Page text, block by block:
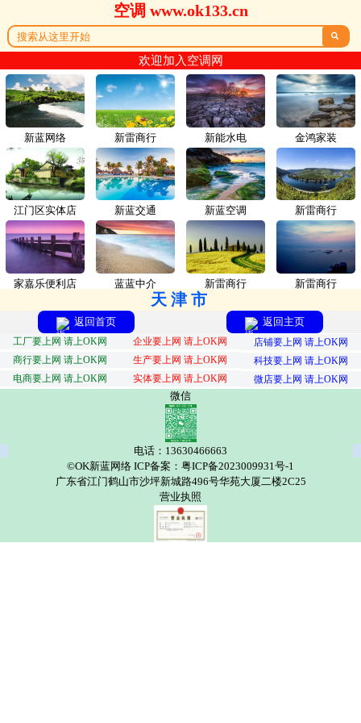
空调 www.ok133.cn

欢迎加入空调网
新蓝网络 新雷商行
江门区实体店 新蓝交通
家嘉乐便利店 蓝蓝中介
新能水电 金鸿家装
新蓝空调 新雷商行
新雷商行 新雷商行
天津市
返回首页 返回主页
工厂要上网 请上OK网 企业要上网 请上OK网
店铺要上网 请上OK网
商行要上网 请上OK网
生产要上网 请上OK网
科技要上网 请上OK网
电商要上网 请上OK网
实体要上网 请上OK网 微店要上网 请上OK网
微信
电话：13630466663
©OK新蓝网络 ICP备案：粤ICP备2023009931号-1
广东省江门鹤山市沙坪新城路496号华苑大厦二楼2C25
营业执照